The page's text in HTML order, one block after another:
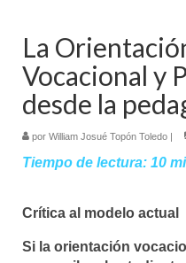
La
Vocacional y
desde la
por William Josué Topón Toledo |
Tiempo de lectura: 10
Crítica al modelo actual
Si la orientación